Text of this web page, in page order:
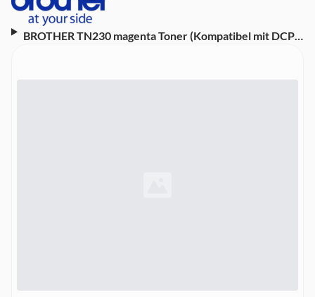
BROTHER TN230 magenta Toner (Kompatibel mit DCP-